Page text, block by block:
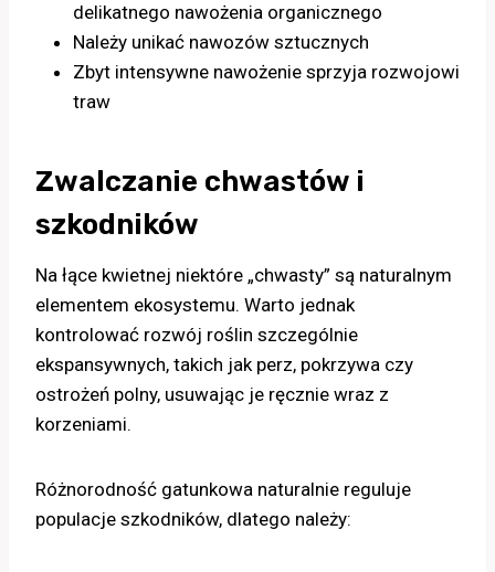
delikatnego nawożenia organicznego
Należy unikać nawozów sztucznych
Zbyt intensywne nawożenie sprzyja rozwojowi
traw
Zwalczanie chwastów i
szkodników
Na łące kwietnej niektóre „chwasty” są naturalnym
elementem ekosystemu. Warto jednak
kontrolować rozwój roślin szczególnie
ekspansywnych, takich jak perz, pokrzywa czy
ostrożeń polny, usuwając je ręcznie wraz z
korzeniami.
Różnorodność gatunkowa naturalnie reguluje
populacje szkodników, dlatego należy: